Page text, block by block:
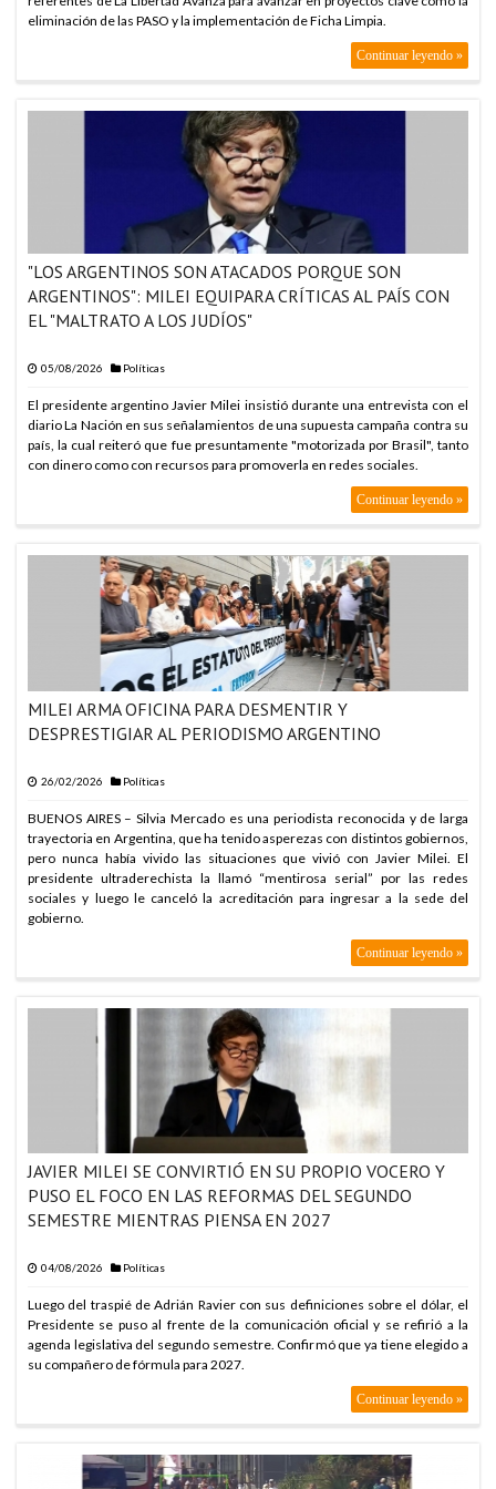
ARABIA SAUDITA, TURQUÍA Y PAKISTÁN FIRMAN PACTO DE
ARABIA SAUDITA, TURQUÍA Y PAKISTÁN FIRMAN PACTO DE
ARABIA SAUDITA, TURQUÍA Y PAKISTÁN FIRMAN PACTO DE
ARABIA SAUDITA, TURQUÍA Y PAKISTÁN FIRMAN PACTO DE
ARABIA SAUDITA, TURQUÍA Y PAKISTÁN FIRMAN PACTO DE
DEFENSA
ARABIA SAUDITA, TURQUÍA Y PAKISTÁN FIRMAN PACTO DE
DEFENSA
ARABIA SAUDITA, TURQUÍA Y PAKISTÁN FIRMAN PACTO DE
DEFENSA
ARABIA SAUDITA, TURQUÍA Y PAKISTÁN FIRMAN PACTO DE
DEFENSA
ARABIA SAUDITA, TURQUÍA Y PAKISTÁN FIRMAN PACTO DE
ARABIA SAUDITA, TURQUÍA Y PAKISTÁN FIRMAN PACTO DE
ARABIA SAUDITA, TURQUÍA Y PAKISTÁN FIRMAN PACTO DE
DEFENSA
ARABIA SAUDITA, TURQUÍA Y PAKISTÁN FIRMAN PACTO DE
ARABIA SAUDITA, TURQUÍA Y PAKISTÁN FIRMAN PACTO DE
ARABIA SAUDITA, TURQUÍA Y PAKISTÁN FIRMAN PACTO DE
DEFENSA
ARABIA SAUDITA, TURQUÍA Y PAKISTÁN FIRMAN PACTO DE
DEFENSA
ARABIA SAUDITA, TURQUÍA Y PAKISTÁN FIRMAN PACTO DE
DEFENSA
ARABIA SAUDITA, TURQUÍA Y PAKISTÁN FIRMAN PACTO DE
ARABIA SAUDITA, TURQUÍA Y PAKISTÁN FIRMAN PACTO DE
ARABIA SAUDITA, TURQUÍA Y PAKISTÁN FIRMAN PACTO DE
DEFENSA
ARABIA SAUDITA, TURQUÍA Y PAKISTÁN FIRMAN PACTO DE
DEFENSA
DEFENSA
ARABIA SAUDITA, TURQUÍA Y PAKISTÁN FIRMAN PACTO DE
DEFENSA
ARABIA SAUDITA, TURQUÍA Y PAKISTÁN FIRMAN PACTO DE
DEFENSA
ARABIA SAUDITA, TURQUÍA Y PAKISTÁN FIRMAN PACTO DE
ARABIA SAUDITA, TURQUÍA Y PAKISTÁN FIRMAN PACTO DE
DEFENSA
eliminación de las PASO y la implementación de Ficha Limpia.
Continuar leyendo »
"LOS ARGENTINOS SON ATACADOS PORQUE SON
ARGENTINOS": MILEI EQUIPARA CRÍTICAS AL PAÍS CON
EL "MALTRATO A LOS JUDÍOS"
05/08/2026 Políticas
El presidente argentino Javier Milei insistió durante una entrevista con el
diario La Nación en sus señalamientos de una supuesta campaña contra su
país, la cual reiteró que fue presuntamente "motorizada por Brasil", tanto
con dinero como con recursos para promoverla en redes sociales.
Continuar leyendo »
MILEI ARMA OFICINA PARA DESMENTIR Y
DESPRESTIGIAR AL PERIODISMO ARGENTINO
26/02/2026 Políticas
BUENOS AIRES – Silvia Mercado es una periodista reconocida y de larga
trayectoria en Argentina, que ha tenido asperezas con distintos gobiernos,
pero nunca había vivido las situaciones que vivió con Javier Milei. El
presidente ultraderechista la llamó “mentirosa serial” por las redes
sociales y luego le canceló la acreditación para ingresar a la sede del
gobierno.
Continuar leyendo »
JAVIER MILEI SE CONVIRTIÓ EN SU PROPIO VOCERO Y
PUSO EL FOCO EN LAS REFORMAS DEL SEGUNDO
SEMESTRE MIENTRAS PIENSA EN 2027
04/08/2026 Políticas
Luego del traspié de Adrián Ravier con sus definiciones sobre el dólar, el
Presidente se puso al frente de la comunicación oficial y se refirió a la
agenda legislativa del segundo semestre. Confirmó que ya tiene elegido a
su compañero de fórmula para 2027.
Continuar leyendo »